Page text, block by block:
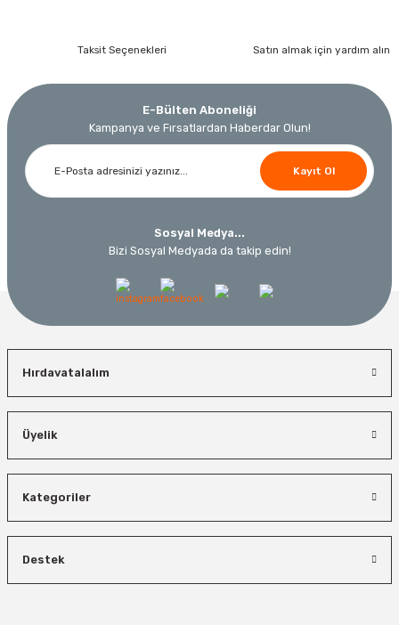
Taksit Seçenekleri Satın almak için yardım alın
E-Bülten Aboneliği
Kampanya ve Fırsatlardan Haberdar Olun!
Kayıt Ol
Sosyal Medya...
Bizi Sosyal Medyada da takip edin!
Hırdavatalalım
Üyelik
Kategoriler
Destek